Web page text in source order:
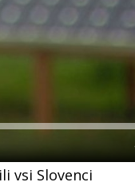
vsi Slovenci